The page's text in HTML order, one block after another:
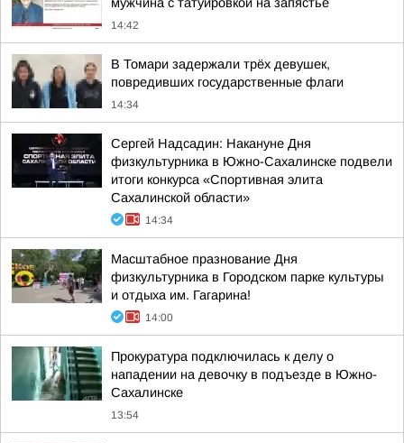
14:42
В Томари задержали трёх девушек,
повредивших государственные флаги
14:34
Сергей Надсадин: Накануне Дня
физкультурника в Южно-Сахалинске подвели
итоги конкурса «Спортивная элита
Сахалинской области»
14:34
Масштабное празнование Дня
физкультурника в Городском парке культуры
и отдыха им. Гагарина!
14:00
Прокуратура подключилась к делу о
нападении на девочку в подъезде в Южно-
Сахалинске
13:54